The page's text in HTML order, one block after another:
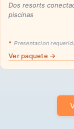
Dos resorts
piscinas
* Presentacion
Ver paquete →